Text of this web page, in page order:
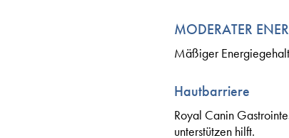
MODERATER
Mäßiger
Hautbarriere
Royal Canin
unterstützen hilft.